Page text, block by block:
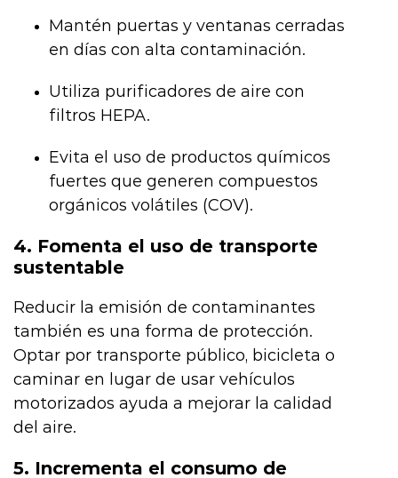
Mantén puertas y ventanas cerradas
en días con alta contaminación.
Utiliza purificadores de aire con
filtros HEPA.
Evita el uso de productos químicos
fuertes que generen compuestos
orgánicos volátiles (COV).
4. Fomenta el uso de transporte
sustentable
Reducir la emisión de contaminantes
también es una forma de protección.
Optar por transporte público, bicicleta o
caminar en lugar de usar vehículos
motorizados ayuda a mejorar la calidad
del aire.
5. Incrementa el consumo de